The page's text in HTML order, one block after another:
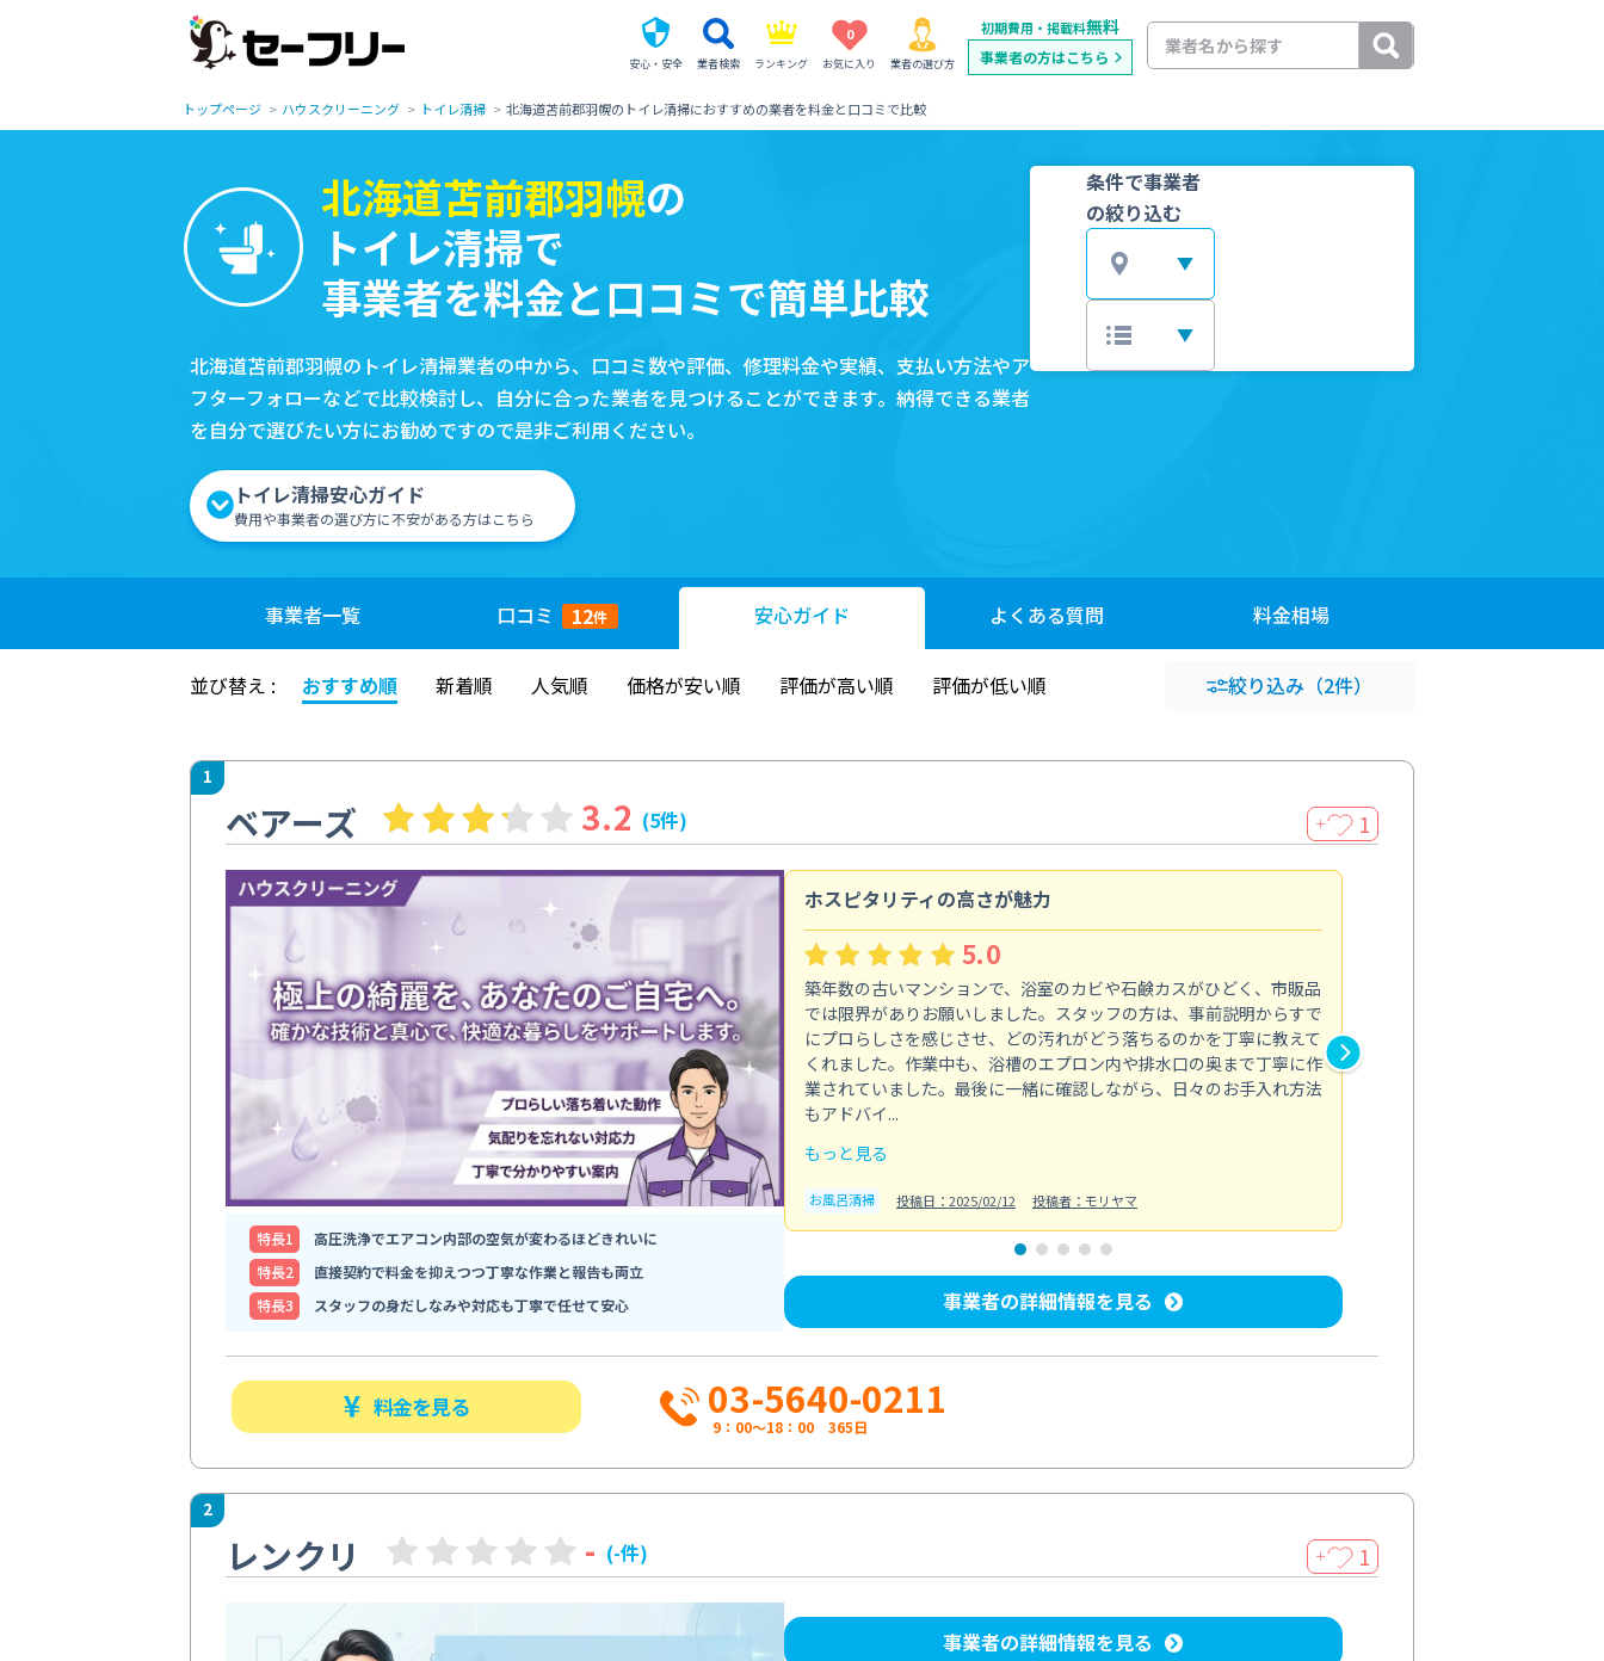
安心・安全 業者検索 ランキング
0
お気に入り 業者の選び方
初期費用・掲載料無料
事業者の方はこちら
トップページ ハウスクリーニング トイレ清掃 北海道苫前郡羽幌のトイレ清掃におすすめの業者を料金と口コミで比較
北海道苫前郡羽幌の
トイレ清掃で
事業者を料金と口コミで簡単比較
北海道苫前郡羽幌のトイレ清掃業者の中から、口コミ数や評価、修理料金や実績、支払い方法やア
フターフォローなどで比較検討し、自分に合った業者を見つけることができます。納得できる業者
を自分で選びたい方にお勧めですので是非ご利用ください。
トイレ清掃安心ガイド
費用や事業者の選び方に不安がある方はこちら
条件で事業者
の絞り込む
事業者一覧 口コミ 12件 安心ガイド よくある質問 料金相場
並び替え : おすすめ順 新着順 人気順 価格が安い順 評価が高い順 評価が低い順 絞り込み （2件）
1
ベアーズ 3.2 (5件) ＋ 1
特⻑1
高圧洗浄でエアコン内部の空気が変わるほどきれいに
特⻑2
直接契約で料金を抑えつつ丁寧な作業と報告も両立
特⻑3
スタッフの身だしなみや対応も丁寧で任せて安心
ホスピタリティの高さが魅力
5.0
築年数の古いマンションで、浴室のカビや石鹸カスがひどく、市販品
では限界がありお願いしました。スタッフの方は、事前説明からすで
にプロらしさを感じさせ、どの汚れがどう落ちるのかを丁寧に教えて
くれました。作業中も、浴槽のエプロン内や排水口の奥まで丁寧に作
業されていました。最後に一緒に確認しながら、日々のお手入れ方法
もアドバイ...
もっと見る
お風呂清掃 投稿日：2025/02/12 投稿者：モリヤマ
事業者の詳細情報を見る
料金を見る 03-5640-0211
9：00～18：00 365日
2
レンクリ - (-件) ＋ 1
事業者の詳細情報を見る